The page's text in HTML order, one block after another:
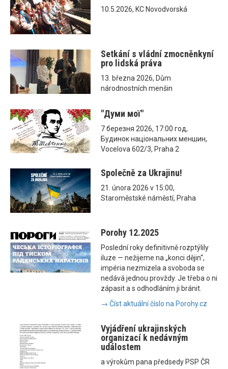
10.5.2026, KC Novodvorská
Setkání s vládní zmocněnkyní
pro lidská práva
13. března 2026, Dům
národnostních menšin
"Думи мої"
7 березня 2026, 17:00 год,
Будинок національних меншин,
Vocelova 602/3, Praha 2
Společně za Ukrajinu!
21. února 2026 v 15:00,
Staroměstské náměstí, Praha
Porohy 12.2025
Poslední roky definitivně rozptýlily
iluze — nežijeme na „konci dějin“,
impéria nezmizela a svoboda se
nedává jednou provždy. Je třeba o ni
zápasit a s odhodláním ji bránit.
→ Číst aktuální číslo na Porohy.cz
Vyjádření ukrajinských
organizací k nedávným
událostem
a výrokům pana předsedy PSP ČR